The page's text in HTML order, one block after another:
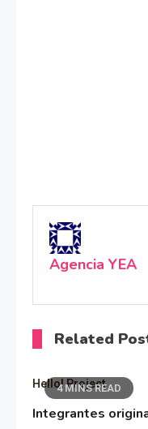
Agencia YEA
Related
4 MINS READ
Hello! Project
Integrantes